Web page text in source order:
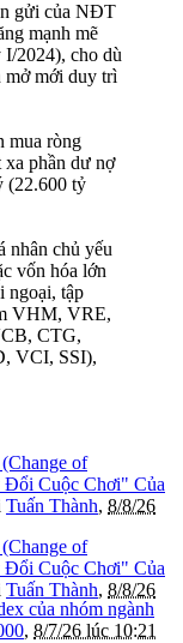
gửi của NĐT
mạnh mẽ
2024), cho dù
mở mới duy trì
mua ròng
phần dư nợ
(22.600 tỷ
nhân chủ yếu
vốn hóa lớn
ngoại, tập
VHM, VRE,
CTG,
VCI, SSI),
of
Đổi Cuộc Chơi" Của
Tuấn Thành, 8/8/26
of
Đổi Cuộc Chơi" Của
Tuấn Thành, 8/8/26
của nhóm ngành
, 8/7/26 lúc 10:21